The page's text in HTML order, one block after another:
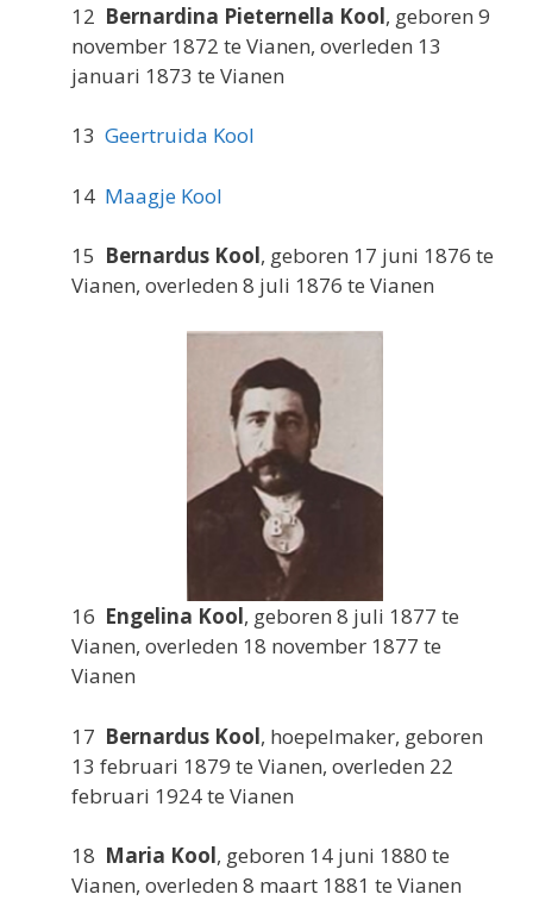
12 Bernardina Pieternella Kool, geboren 9
november 1872 te Vianen, overleden 13
januari 1873 te Vianen
13 Geertruida Kool
14 Maagje Kool
15 Bernardus Kool, geboren 17 juni 1876 te
Vianen, overleden 8 juli 1876 te Vianen
16 Engelina Kool, geboren 8 juli 1877 te
Vianen, overleden 18 november 1877 te
Vianen
17 Bernardus Kool, hoepelmaker, geboren
13 februari 1879 te Vianen, overleden 22
februari 1924 te Vianen
18 Maria Kool, geboren 14 juni 1880 te
Vianen, overleden 8 maart 1881 te Vianen